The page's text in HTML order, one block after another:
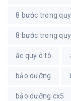
8 bước trong
8 bước trong
ắc quy ô tô
bảo dưỡng
bảo dưỡng cx5